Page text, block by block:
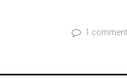
1 comment